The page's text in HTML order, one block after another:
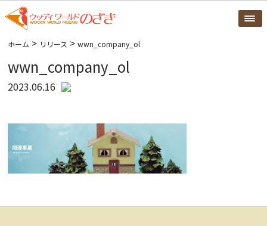
ホーム > リリース >wwn_company_ol
wwn_company_ol
2023.06.16